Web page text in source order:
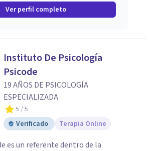
Ver perfil completo
Instituto De Psicología
Psicode
19 AÑOS DE PSICOLOGÍA
ESPECIALIZADA
5 / 5
Verificado
Terapia Online
es un referente dentro de la